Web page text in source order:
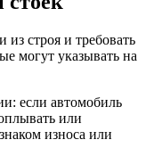
строя и требовать
могут указывать на
если автомобиль
или
износа или